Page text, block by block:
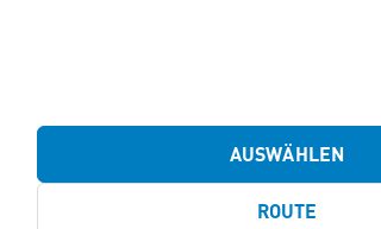
AUSWÄHLEN
ROUTE